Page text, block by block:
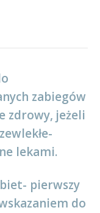
zabiegów
zdrowy, jeżeli
lekami.
pierwszy
do